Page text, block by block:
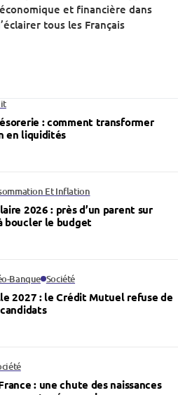
et financière dans
tous les Français
: comment transformer
en liquidités
Et Inflation
2026 : près d’un parent sur
boucler le budget
Banque Société
2027 : le Crédit Mutuel refuse de
: une chute des naissances